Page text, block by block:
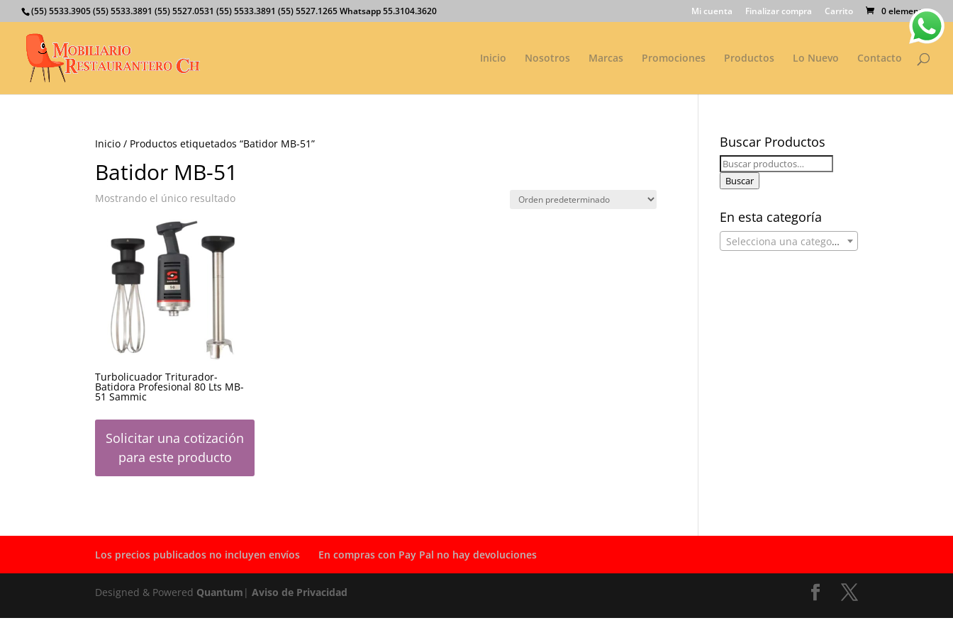
(55) 5533.3905 (55) 5533.3891 (55) 5527.0531 (55) 5533.3891 (55) 5527.1265 Whatsapp 55.3104.3620 Mi cuenta Finalizar compra Carrito 0 elementos
Inicio Nosotros Marcas Promociones Productos Lo Nuevo Contacto
Inicio / Productos etiquetados “Batidor MB-51”
Batidor MB-51
Mostrando el único resultado
Turbolicuador Triturador-
Batidora Profesional 80 Lts MB-
51 Sammic
Solicitar una cotización
para este producto
Buscar Productos
Buscar
por:
Buscar
En esta categoría
Selecciona una categoría
Los precios publicados no incluyen envíos En compras con Pay Pal no hay devoluciones
Designed & Powered Quantum |Aviso de Privacidad